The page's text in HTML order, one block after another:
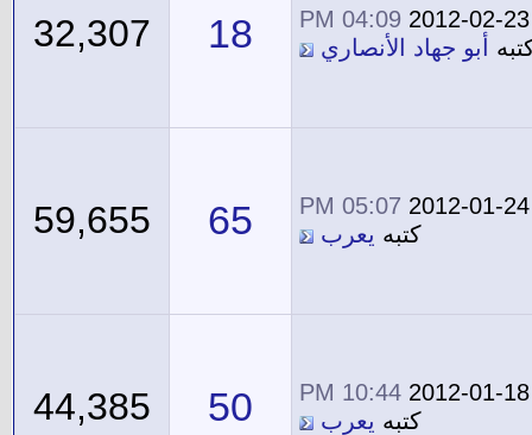
2012-02-23
04:09 PM
أبو جهاد الأنصاري 18
32,307
2012-01-24
05:07 PM
كتبه يعرب 65
59,655
2012-01-18
10:44 PM
كتبه يعرب 50
44,385